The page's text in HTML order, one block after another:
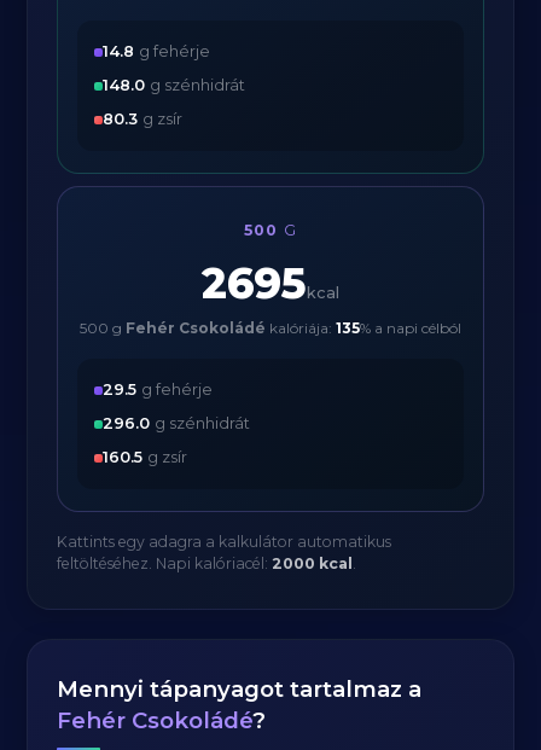
14.8 g fehérje
148.0 g szénhidrát
80.3 g zsír
500 G
2695 kcal
500 g Fehér Csokoládé kalóriája: 135% a napi célból
29.5 g fehérje
296.0 g szénhidrát
160.5 g zsír
Kattints egy adagra a kalkulátor automatikus
feltöltéséhez. Napi kalóriacél: 2000 kcal .
Mennyi tápanyagot tartalmaz a
Fehér Csokoládé?